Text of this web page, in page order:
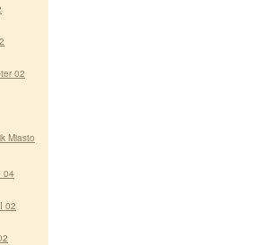
02
Miasto
04
02